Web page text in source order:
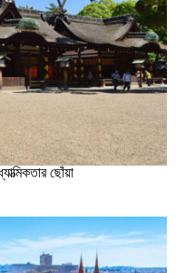
ছোঁয়া